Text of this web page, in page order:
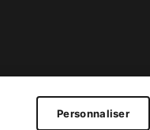
Personnaliser